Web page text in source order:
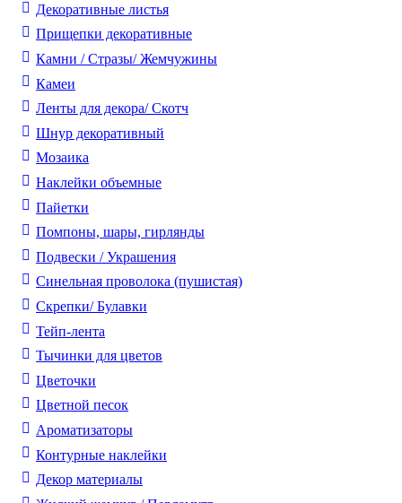
Декоративные листья
Прищепки декоративные
Камни / Cтразы/ Жемчужины
Камеи
Ленты для декора/ Скотч
Шнур декоративный
Мозаика
Наклейки объемные
Пайетки
Помпоны, шары, гирлянды
Подвески / Украшения
Синельная проволока (пушистая)
Скрепки/ Булавки
Тейп-лента
Тычинки для цветов
Цветочки
Цветной песок
Ароматизаторы
Контурные наклейки
Декор материалы